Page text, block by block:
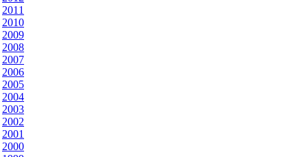
2011
2010
2009
2008
2007
2006
2005
2004
2003
2002
2001
2000